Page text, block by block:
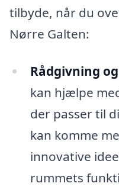
tilbyde, når du
Nørre Galten:
Rådgivning
kan hjælpe
der passer til
kan komme
innovative
rummets